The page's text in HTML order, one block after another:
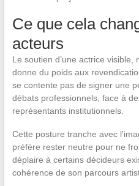
Ce que cela
acteurs
Le soutien d’une actrice visible,
donne du poids aux
se contente pas de signer une
débats professionnels, face à
représentants institutionnels.
Cette posture tranche avec
préfère rester neutre pour ne
déplaire à certains décideurs
cohérence de son parcours